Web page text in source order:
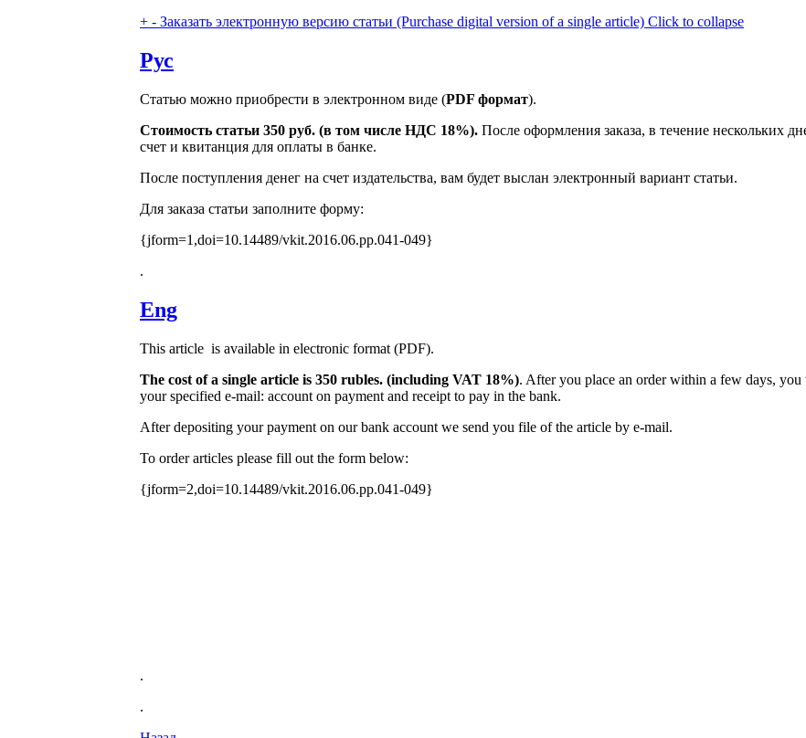
+ - Заказать электронную версию статьи (Purchase digital version of a single article) Click to collapse
Рус
Статью можно приобрести в электронном виде (PDF формат).
Стоимость статьи 350 руб. (в том числе НДС 18%). После оформления заказа, в течение нескольких
счет и квитанция для оплаты в банке.
После поступления денег на счет издательства, вам будет выслан электронный вариант статьи.
Для заказа статьи заполните форму:
{jform=1,doi=10.14489/vkit.2016.06.pp.041-049}
.
Eng
This article is available in electronic format (PDF).
The cost of a single article is 350 rubles. (including VAT 18%). After you place an order within a few days,
your specified e-mail: account on payment and receipt to pay in the bank.
After depositing your payment on our bank account we send you file of the article by e-mail.
To order articles please fill out the form below:
{jform=2,doi=10.14489/vkit.2016.06.pp.041-049}
.
.